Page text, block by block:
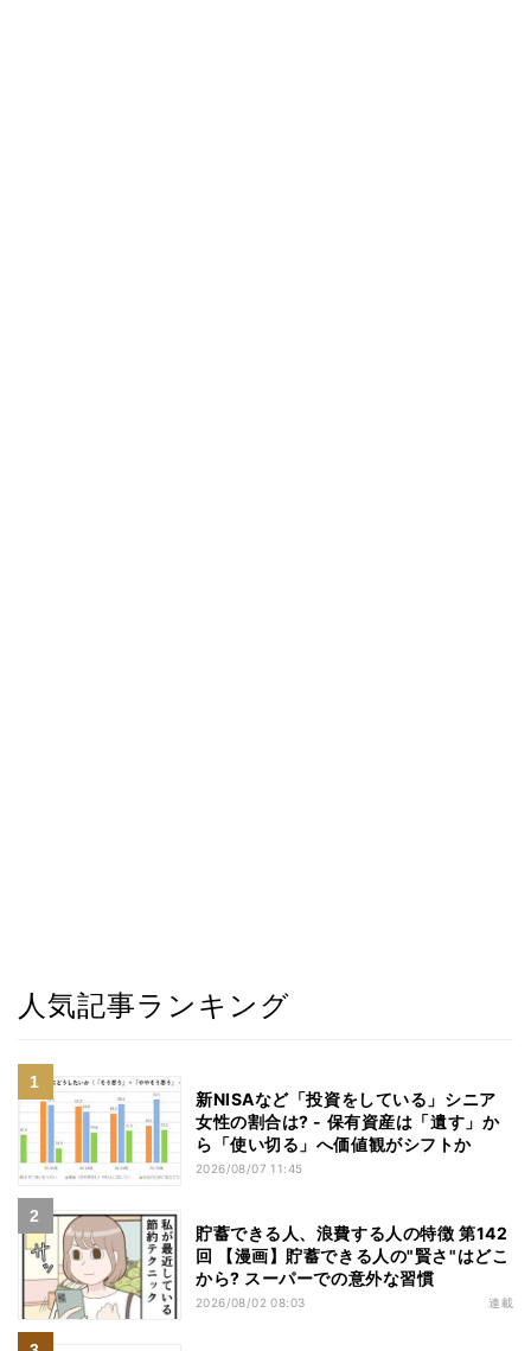
人気記事ランキング
新NISAなど「投資をしている」シニア
女性の割合は? - 保有資産は「遺す」か
ら「使い切る」へ価値観がシフトか
2026/08/07 11:45
貯蓄できる人、浪費する人の特徴 第142
回 【漫画】貯蓄できる人の"賢さ"はどこ
から? スーパーでの意外な習慣
2026/08/02 08:03 連載